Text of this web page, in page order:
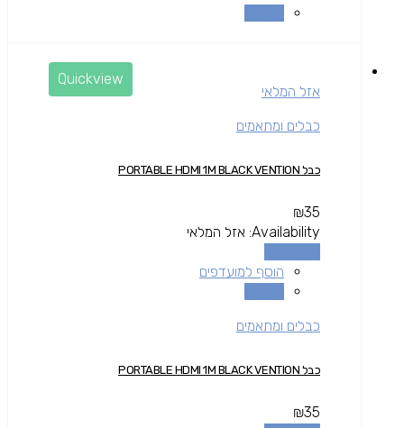
Quickview
אזל המלאי
כבלים ומתאמים
כבל PORTABLE HDMI 1M BLACK VENTION
₪35
Availability: אזל המלאי
הוסף למועדפים
כבלים ומתאמים
כבל PORTABLE HDMI 1M BLACK VENTION
₪35